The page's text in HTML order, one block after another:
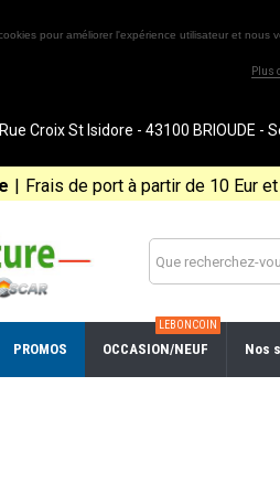
pour améliorer l'expérience utilisateur et
Plus
Rue Croix St Isidore - 43100
| Frais de port à partir de 10 Eur et
PROMOS OCCASION/NEUF
LEBONCOIN
Nos